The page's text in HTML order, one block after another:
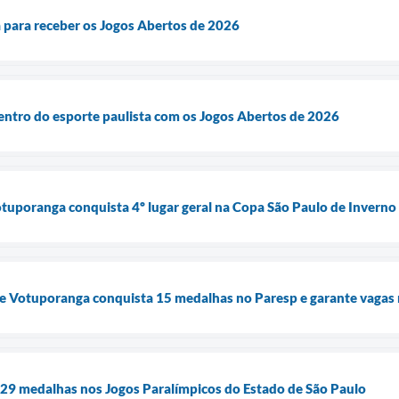
receber os Jogos Abertos de 2026
do esporte paulista com os Jogos Abertos de 2026
conquista 4º lugar geral na Copa São Paulo de Inverno
conquista 15 medalhas no Paresp e garante vagas
medalhas nos Jogos Paralímpicos do Estado de São Paulo